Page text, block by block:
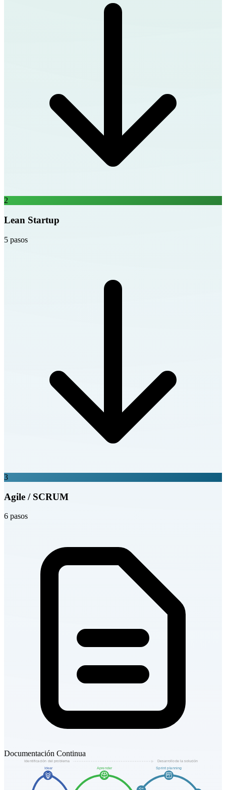
2
Lean Startup
5 pasos
3
Agile / SCRUM
6 pasos
Documentación Continua